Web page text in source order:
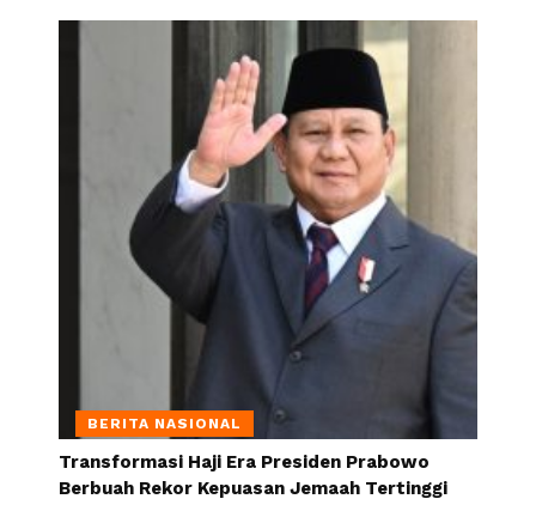
BERITA NASIONAL
Transformasi Haji Era Presiden Prabowo
Berbuah Rekor Kepuasan Jemaah Tertinggi